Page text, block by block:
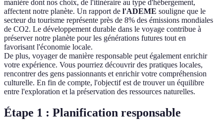
manière dont nos choix, de l'itinéraire au type d'hébergement,
affectent notre planète. Un rapport de l'ADEME souligne que le
secteur du tourisme représente près de 8% des émissions mondiales
de CO2. Le développement durable dans le voyage contribue à
préserver notre planète pour les générations futures tout en
favorisant l'économie locale.
De plus, voyager de manière responsable peut également enrichir
votre expérience. Vous pourriez découvrir des pratiques locales,
rencontrer des gens passionnants et enrichir votre compréhension
culturelle. En fin de compte, l'objectif est de trouver un équilibre
entre l'exploration et la préservation des ressources naturelles.
Étape 1 : Planification responsable